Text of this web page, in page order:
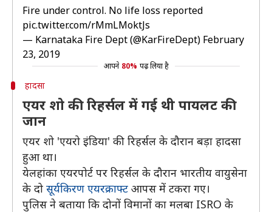
Fire under control. No life loss reported
pic.twitter.com/rMmLMoktJs
— Karnataka Fire Dept (@KarFireDept) February
23, 2019
आपने 80% पढ़ लिया है
हादसा
एयर शो की रिहर्सल में गई थी पायलट की
जान
एयर शो 'एयरो इंडिया' की रिहर्सल के दौरान बड़ा हादसा
हुआ था।
येलहांका एयरपोर्ट पर रिहर्सल के दौरान भारतीय वायुसेना
के दो सूर्यकिरण एयरक्राफ्ट आपस में टकरा गए।
पुलिस ने बताया कि दोनों विमानों का मलबा ISRO के